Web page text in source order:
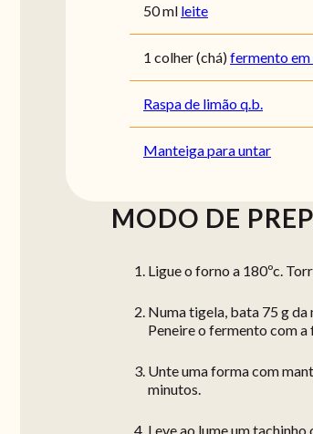
50 ml leite
1 colher (chá)fermento em
Raspa de limão q.b.
Manteiga para untar
MODO DE
Ligue o forno a 180ºc.
Numa tigela, bata 75 g da
Peneire o fermento com
Unte uma forma com
minutos.
Leve ao lume um